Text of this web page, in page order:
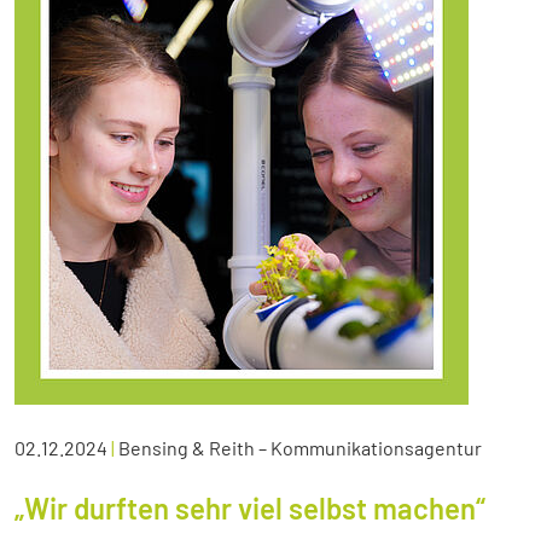
02.12.2024 | Bensing & Reith – Kommunikationsagentur
„Wir durften sehr viel selbst machen“